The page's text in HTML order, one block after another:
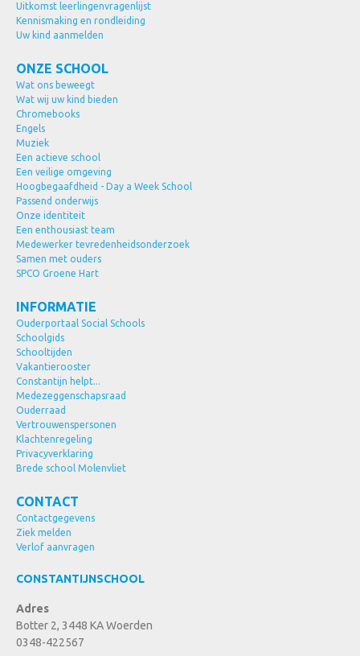
Uitkomst leerlingenvragenlijst
Kennismaking en rondleiding
Uw kind aanmelden
ONZE SCHOOL
Wat ons beweegt
Wat wij uw kind bieden
Chromebooks
Engels
Muziek
Een actieve school
Een veilige omgeving
Hoogbegaafdheid - Day a Week School
Passend onderwijs
Onze identiteit
Een enthousiast team
Medewerker tevredenheidsonderzoek
Samen met ouders
SPCO Groene Hart
INFORMATIE
Ouderportaal Social Schools
Schoolgids
Schooltijden
Vakantierooster
Constantijn helpt...
Medezeggenschapsraad
Ouderraad
Vertrouwenspersonen
Klachtenregeling
Privacyverklaring
Brede school Molenvliet
CONTACT
Contactgegevens
Ziek melden
Verlof aanvragen
CONSTANTIJNSCHOOL
Adres
Botter 2, 3448 KA Woerden
0348-422567